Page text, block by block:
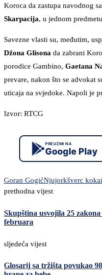
Koroca da zastupa navodnog
Skarpacija, u jednom
Savezne vlasti su, međutim,
Džona Glisona da zabrani
porodice Gambino, Gaetana
prevare, nakon što se advokat
uticaja na svjedoke. Napoli je
Izvor: RTCG
PREUZMI NA
Google Play
Goran GogićNjujorkšverc
prethodna vijest
Skupština usvojila 25
februara
sljedeća vijest
Glosarij sa tržišta povukao